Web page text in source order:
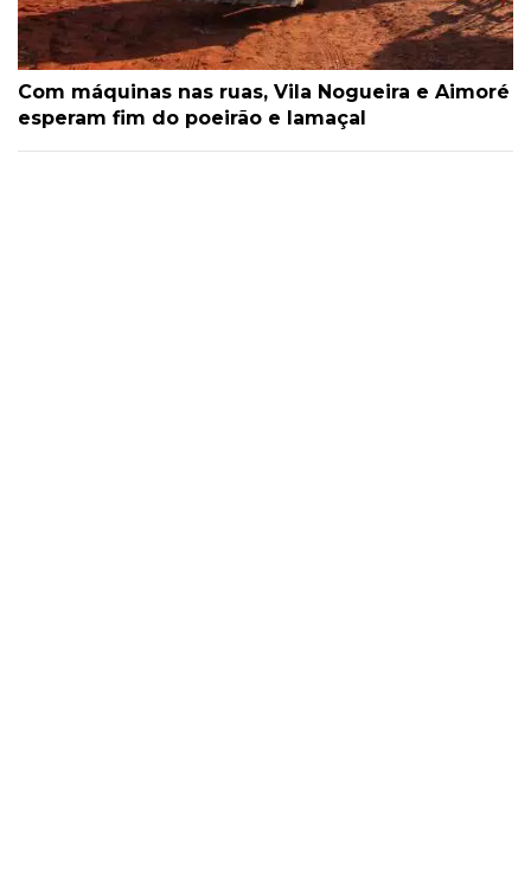
Com máquinas nas ruas, Vila Nogueira e Aimoré
esperam fim do poeirão e lamaçal